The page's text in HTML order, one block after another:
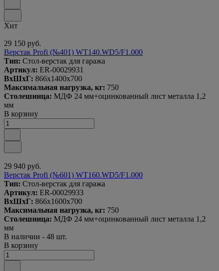
Хит
29 150 руб.
Верстак Profi (№401) WT140.WD5/F1.000
Тип: Стол-верстак для гаража
Артикул: ER-00029931
ВxШxГ: 866x1400x700
Максимальная нагрузка, кг: 750
Столешница: МДФ 24 мм+оцинкованный лист металла 1,2
мм
В корзину
29 940 руб.
Верстак Profi (№601) WT160.WD5/F1.000
Тип: Стол-верстак для гаража
Артикул: ER-00029933
ВxШxГ: 866x1600x700
Максимальная нагрузка, кг: 750
Столешница: МДФ 24 мм+оцинкованный лист металла 1,2
мм
В наличии - 48 шт.
В корзину